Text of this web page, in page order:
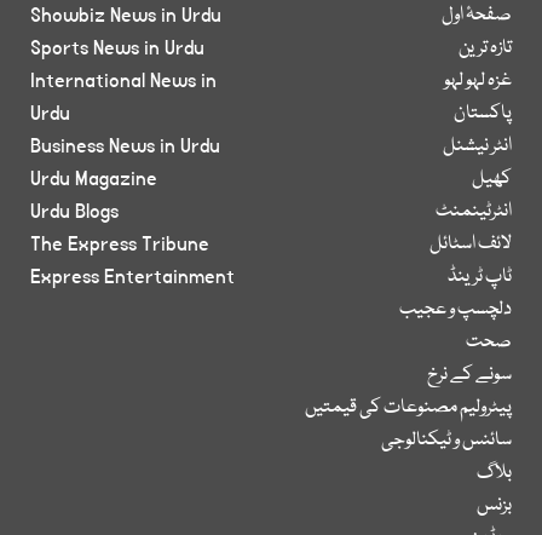
صفحۂ اول
تازہ ترین
غزہ لہو لہو
پاکستان
انٹر نیشنل
کھیل
انٹرٹینمنٹ
لائف اسٹائل
ٹاپ ٹرینڈ
دلچسپ و عجیب
صحت
سونے کے نرخ
پیٹرولیم مصنوعات کی قیمتیں
سائنس و ٹیکنالوجی
بلاگ
بزنس
Showbiz News in Urdu
Sports News in Urdu
International News in
Urdu
Business News in Urdu
Urdu Magazine
Urdu Blogs
The Express Tribune
Express Entertainment